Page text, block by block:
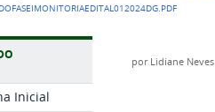
Inicial
por Lidiane Neves